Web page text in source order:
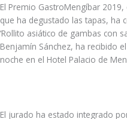
El Premio GastroMengíbar
que ha degustado las tapas, ha
‘Rollito asiático de gambas con
Benjamín Sánchez, ha recibido
noche en el Hotel Palacio de
El jurado ha estado integrado